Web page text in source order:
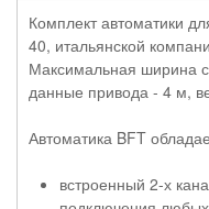
Комплект автоматики
40, итальянской
Максимальная ширина
данные привода - 4 м,
Автоматика BFT
встроенный 2-х